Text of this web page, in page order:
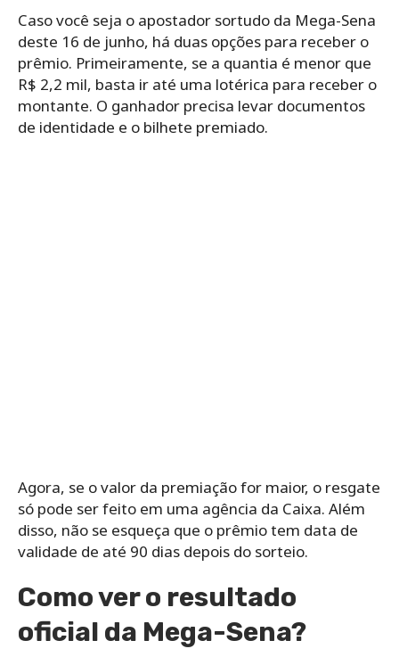
Caso você seja o apostador sortudo da Mega-Sena
deste 16 de junho, há duas opções para receber o
prêmio. Primeiramente, se a quantia é menor que
R$ 2,2 mil, basta ir até uma lotérica para receber o
montante. O ganhador precisa levar documentos
de identidade e o bilhete premiado.
Agora, se o valor da premiação for maior, o resgate
só pode ser feito em uma agência da Caixa. Além
disso, não se esqueça que o prêmio tem data de
validade de até 90 dias depois do sorteio.
Como ver o resultado
oficial da Mega-Sena?